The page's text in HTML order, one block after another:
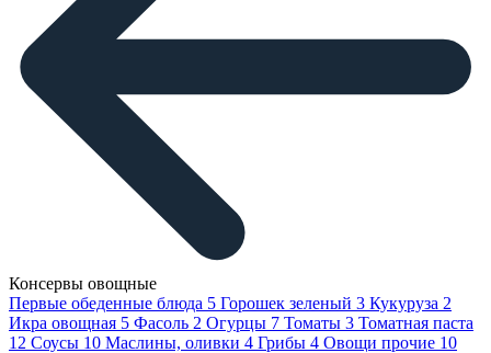
Консервы овощные
Первые обеденные блюда 5 Горошек зеленый 3 Кукуруза 2
Икра овощная 5 Фасоль 2 Огурцы 7 Томаты 3 Томатная паста
12 Соусы 10 Маслины, оливки 4 Грибы 4 Овощи прочие 10